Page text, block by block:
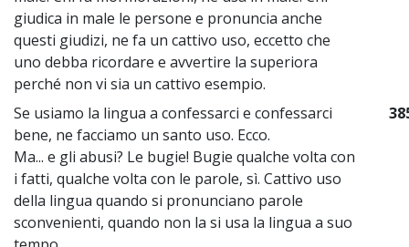
giudica in male le persone e pronuncia anche
questi giudizi, ne fa un cattivo uso, eccetto che
uno debba ricordare e avvertire la superiora
perché non vi sia un cattivo esempio.
Se usiamo la lingua a confessarci e confessarci
bene, ne facciamo un santo uso. Ecco.
Ma... e gli abusi? Le bugie! Bugie qualche volta con
i fatti, qualche volta con le parole, sì. Cattivo uso
della lingua quando si pronunciano parole
sconvenienti, quando non la si usa la lingua a suo